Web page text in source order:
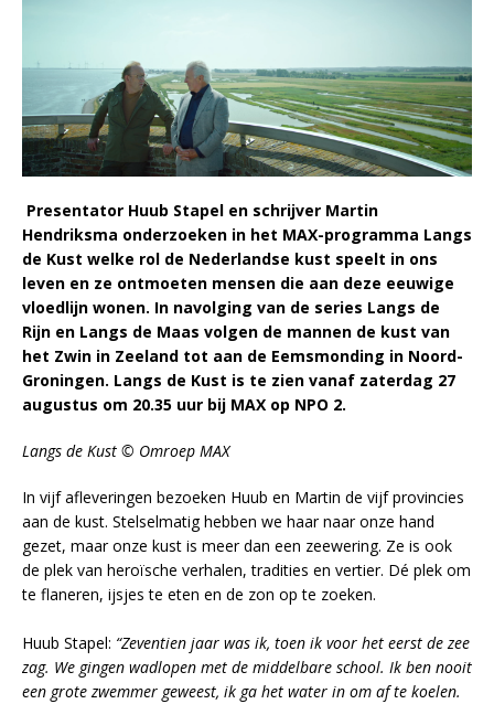
Presentator Huub Stapel en schrijver Martin
Hendriksma onderzoeken in het MAX-programma Langs
de Kust welke rol de Nederlandse kust speelt in ons
leven en ze ontmoeten mensen die aan deze eeuwige
vloedlijn wonen. In navolging van de series Langs de
Rijn en Langs de Maas volgen de mannen de kust van
het Zwin in Zeeland tot aan de Eemsmonding in Noord-
Groningen. Langs de Kust is te zien vanaf zaterdag 27
augustus om 20.35 uur bij MAX op NPO 2.
Langs de Kust © Omroep MAX
In vijf afleveringen bezoeken Huub en Martin de vijf provincies
aan de kust. Stelselmatig hebben we haar naar onze hand
gezet, maar onze kust is meer dan een zeewering. Ze is ook
de plek van heroïsche verhalen, tradities en vertier. Dé plek om
te flaneren, ijsjes te eten en de zon op te zoeken.
Huub Stapel: “Zeventien jaar was ik, toen ik voor het eerst de zee
zag. We gingen wadlopen met de middelbare school. Ik ben nooit
een grote zwemmer geweest, ik ga het water in om af te koelen.